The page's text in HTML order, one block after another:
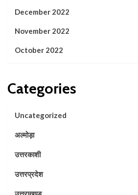
December 2022
November 2022
October 2022
Categories
Uncategorized
अल्मोड़ा
उत्तरकाशी
उत्तरप्रदेश